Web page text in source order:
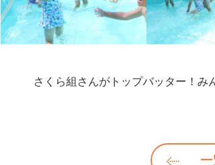
さくら組さんがトップバッター！み